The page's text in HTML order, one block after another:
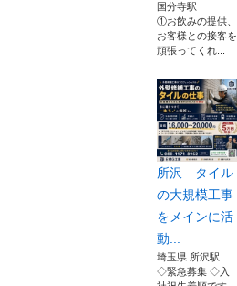
国分寺駅
①お飲みの提供、
お客様との接客を
頑張ってくれ...
所沢 タイル
の大規模工事
をメインに活
動...
埼玉県 所沢駅...
◇緊急募集 ◇入